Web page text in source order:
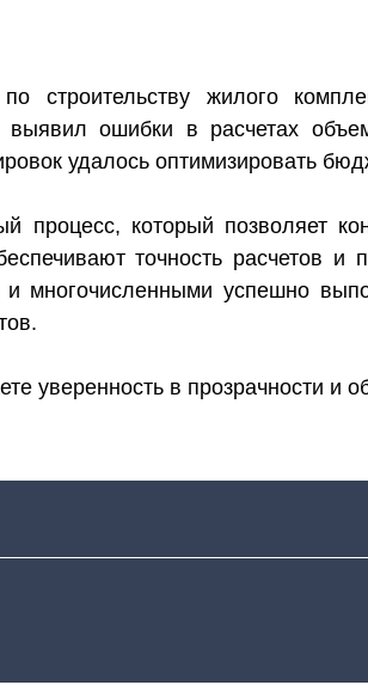
строительству жилого
ошибки в расчетах
удалось оптимизировать
процесс, который позволяет
точность расчетов и
многочисленными успешно
уверенность в прозрачности и